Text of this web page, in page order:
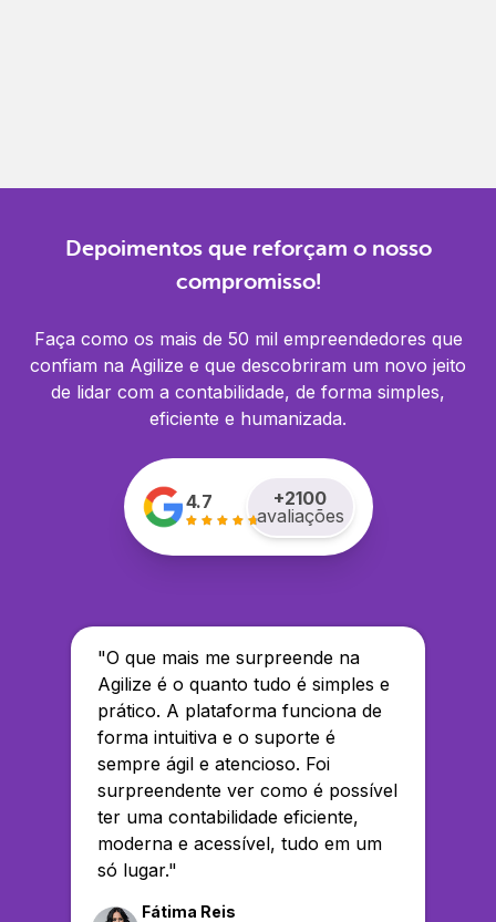
Depoimentos que reforçam o nosso
compromisso!
Faça como os mais de 50 mil empreendedores que
confiam na Agilize e que descobriram um novo jeito
de lidar com a contabilidade, de forma simples,
eficiente e humanizada.
4.7 +2100
avaliações
"O que mais me surpreende na
Agilize é o quanto tudo é simples e
prático. A plataforma funciona de
forma intuitiva e o suporte é
sempre ágil e atencioso. Foi
surpreendente ver como é possível
ter uma contabilidade eficiente,
moderna e acessível, tudo em um
só lugar."
Fátima Reis